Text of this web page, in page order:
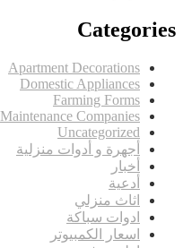
Categories
Apartment Decorations
Domestic Appliances
Farming Forms
Maintenance Companies
Uncategorized
أجهرة و أدوات منزلية
أخبار
أدعية
اثاث منزلي
ادوات سباكة
اسعار الكمبيوتر